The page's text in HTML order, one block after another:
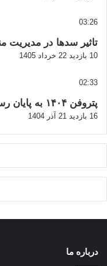
03:26
تاثیر سدها در مدیریت
10 بازدید 22 خرداد 1405
02:33
پتروفن ۱۴۰۴ به پایان رسید
16 بازدید 21 آذر 1404
درباره ما